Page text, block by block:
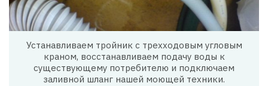
Устанавливаем тройник с трехходовым угловым
краном, восстанавливаем подачу воды к
существующему потребителю и подключаем
заливной шланг нашей моющей техники.